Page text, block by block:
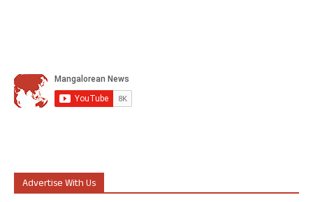
Advertise With Us